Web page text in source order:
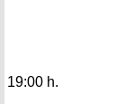
19:00 h.